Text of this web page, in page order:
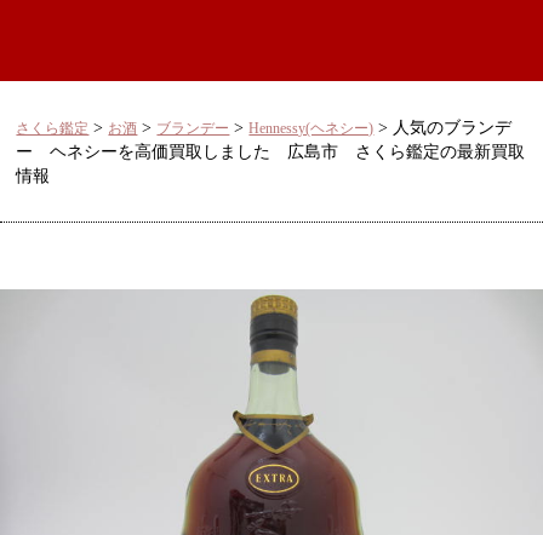
さくら鑑定 > お酒 > ブランデー >Hennessy(ヘネシー) > 人気のブランデ
ー ヘネシーを高価買取しました 広島市 さくら鑑定の最新買取
情報